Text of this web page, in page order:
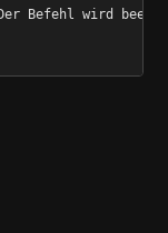
Befehl wird